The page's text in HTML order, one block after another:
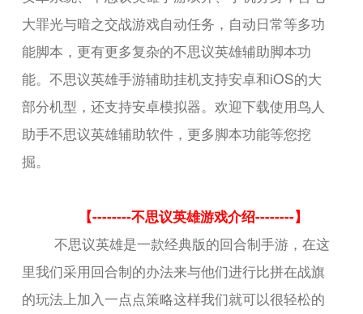
大罪光与暗之交战游戏自动任务，自动日常等多功
能脚本，更有更多复杂的不思议英雄辅助脚本功
能。不思议英雄手游辅助挂机支持安卓和iOS的大
部分机型，还支持安卓模拟器。欢迎下载使用鸟人
助手不思议英雄辅助软件，更多脚本功能等您挖
掘。
【--------不思议英雄游戏介绍--------】
不思议英雄是一款经典版的回合制手游，在这
里我们采用回合制的办法来与他们进行比拼在战旗
的玩法上加入一点点策略这样我们就可以很轻松的